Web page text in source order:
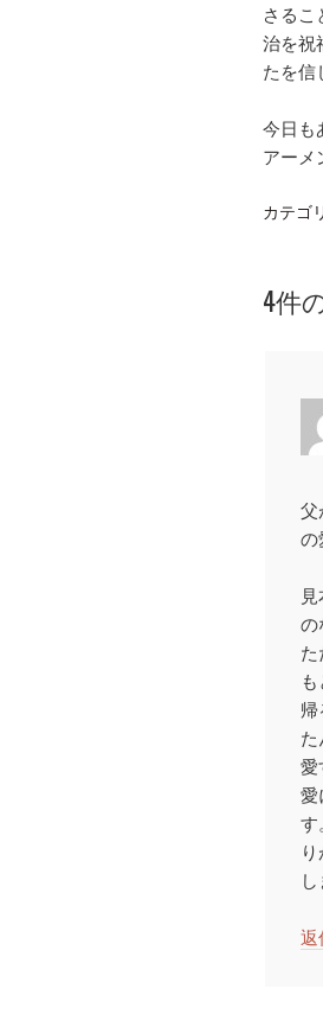
さるこ
治を祝
たを信
今日も
アーメ
カテゴ
4件
父
の
の
た
た
愛
愛
す
返